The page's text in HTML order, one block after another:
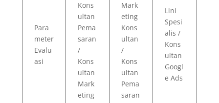
Para
meter
Evalu
asi
Kons
ultan
Pema
saran
/
Kons
ultan
Mark
eting
Mark
eting
Kons
ultan
/
Kons
ultan
Pema
saran
Lini
Spesi
alis /
Kons
ultan
Googl
e Ads